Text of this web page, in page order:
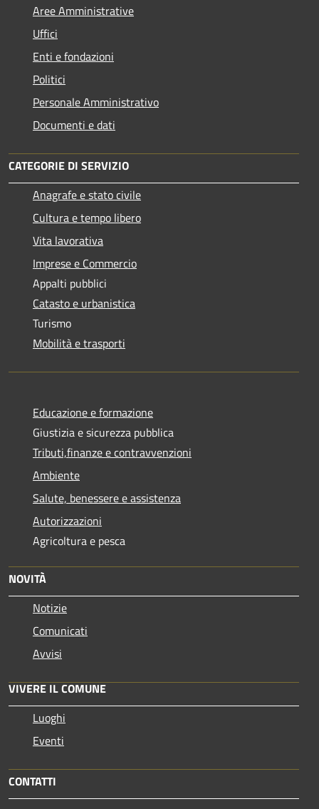
Aree Amministrative
Uffici
Enti e fondazioni
Politici
Personale Amministrativo
Documenti e dati
CATEGORIE DI SERVIZIO
Anagrafe e stato civile
Cultura e tempo libero
Vita lavorativa
Imprese e Commercio
Appalti pubblici
Catasto e urbanistica
Turismo
Mobilità e trasporti
Educazione e formazione
Giustizia e sicurezza pubblica
Tributi,finanze e contravvenzioni
Ambiente
Salute, benessere e assistenza
Autorizzazioni
Agricoltura e pesca
NOVITÀ
Notizie
Comunicati
Avvisi
VIVERE IL COMUNE
Luoghi
Eventi
CONTATTI